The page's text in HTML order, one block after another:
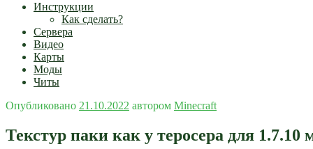
Инструкции
Как сделать?
Сервера
Видео
Карты
Моды
Читы
Опубликовано 21.10.2022 автором Minecraft
Текстур паки как у теросера для 1.7.10